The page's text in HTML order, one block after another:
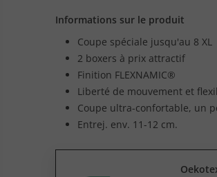
Informations sur le produit
Coupe spéciale jusqu'au 8 XL
2 boxers à prix attractif
Finition FLEXNAMIC®
Liberté de mouvement et
Coupe ultra-confortable, un
Entrej. env. 11-12 cm.